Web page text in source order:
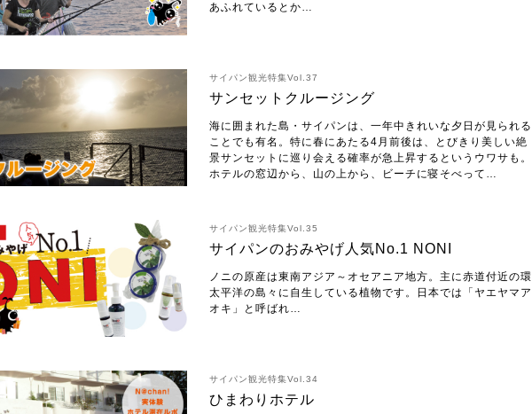
あふれているとか…
サンセットクルージング
サイパン観光特集Vol.37
海に囲まれた島・サイパンは、一年中きれいな夕日が見られる
ことでも有名。特に春にあたる4月前後は、とびきり美しい絶
景サンセットに巡り会える確率が急上昇するというウワサも。
ホテルの窓辺から、山の上から、ビーチに寝そべって…
サイパンのおみやげ人気No.1 NONI
サイパン観光特集Vol.35
ノニの原産は東南アジア～オセアニア地方。主に赤道付近の環
太平洋の島々に自生している植物です。日本では「ヤエヤマア
オキ」と呼ばれ…
ひまわりホテル
サイパン観光特集Vol.34